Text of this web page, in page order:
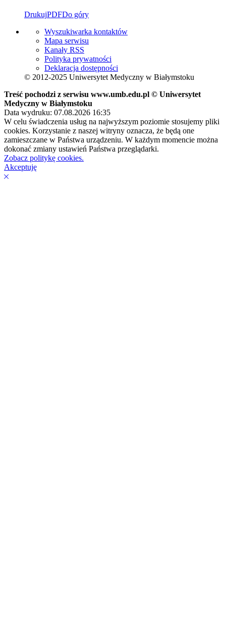
DrukujPDFDo góry
Wyszukiwarka kontaktów
Mapa serwisu
Kanały RSS
Polityka prywatności
Deklaracja dostępności
© 2012-2025 Uniwersytet Medyczny w Białymstoku
Treść pochodzi z serwisu www.umb.edu.pl © Uniwersytet
Medyczny w Białymstoku
Data wydruku: 07.08.2026 16:35
W celu świadczenia usług na najwyższym poziomie stosujemy pliki
cookies. Korzystanie z naszej witryny oznacza, że będą one
zamieszczane w Państwa urządzeniu. W każdym momencie można
dokonać zmiany ustawień Państwa przeglądarki.
Zobacz politykę cookies.
Akceptuję